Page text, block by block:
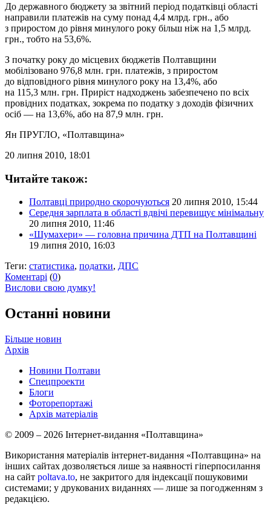
До державного бюджету за звітний період податківці області
направили платежів на суму понад 4,4 млрд. грн., або
з приростом до рівня минулого року більш ніж на 1,5 млрд.
грн., тобто на 53,6%.
З початку року до місцевих бюджетів Полтавщини
мобілізовано 976,8 млн. грн. платежів, з приростом
до відповідного рівня минулого року на 13,4%, або
на 115,3 млн. грн. Приріст надходжень забезпечено по всіх
провідних податках, зокрема по податку з доходів фізичних
осіб — на 13,6%, або на 87,9 млн. грн.
Ян ПРУГЛО, «Полтавщина»
20 липня 2010, 18:01
Читайте також:
Полтавці природно скорочуються 20 липня 2010, 15:44
Середня зарплата в області вдвічі перевищує мінімальну
20 липня 2010, 11:46
«Шумахери» — головна причина ДТП на Полтавщині
19 липня 2010, 16:03
Теги: статистика, податки, ДПС
Коментарі (0)
Вислови свою думку!
Останні новини
Більше новин
Архів
Новини Полтави
Спецпроекти
Блоги
Фоторепортажі
Архів матеріалів
© 2009 – 2026 Інтернет-видання «Полтавщина»
Використання матеріалів інтернет-видання «Полтавщина» на
інших сайтах дозволяється лише за наявності гіперпосилання
на сайт poltava.to, не закритого для індексації пошуковими
системами; у друкованих виданнях — лише за погодженням з
редакцією.